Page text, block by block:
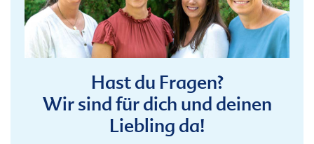
Hast du Fragen?
Wir sind für dich und deinen
Liebling da!